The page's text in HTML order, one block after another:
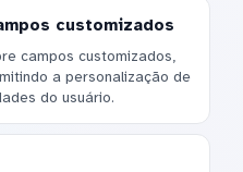
customizados
campos customizados,
a personalização de
do usuário.